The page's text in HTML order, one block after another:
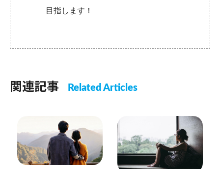
目指します！
関連記事 Related Articles